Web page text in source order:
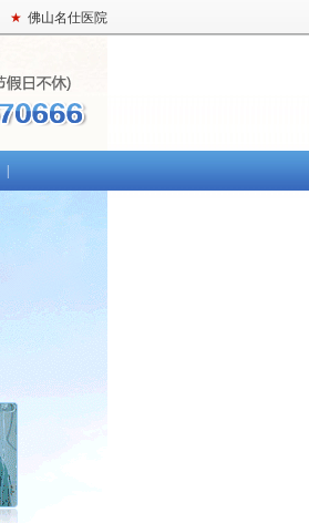
★ 佛山名仕医院